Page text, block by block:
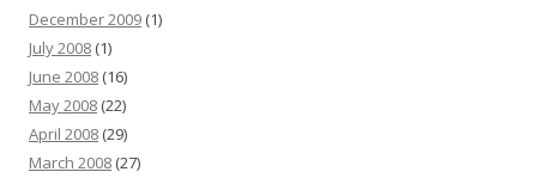
December 2009 (1)
July 2008 (1)
June 2008 (16)
May 2008 (22)
April 2008 (29)
March 2008 (27)